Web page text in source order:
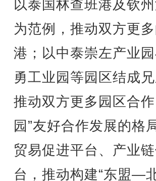
以泰国林查班港及钦
为范例，推动双方更
港；以中泰崇左产业
勇工业园等园区结成
推动双方更多园区合
园”友好合作发展的格
贸易促进平台、产业
台，推动构建“东盟—